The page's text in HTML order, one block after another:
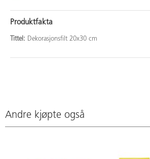
Produktfakta
Tittel: Dekorasjonsfilt 20x30 cm
Andre kjøpte også